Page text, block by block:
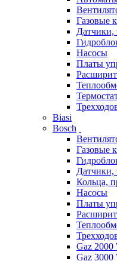
Газовые
Датчики,
Насосы
Платы
Biasi
Bosch
Газовые
Датчики,
Кольца,
Насосы
Платы
Gaz 2000
Gaz 3000